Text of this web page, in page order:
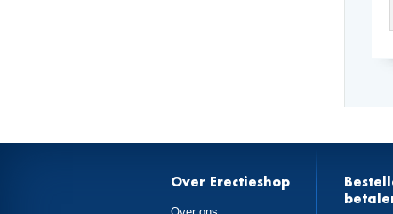
Over Erectieshop